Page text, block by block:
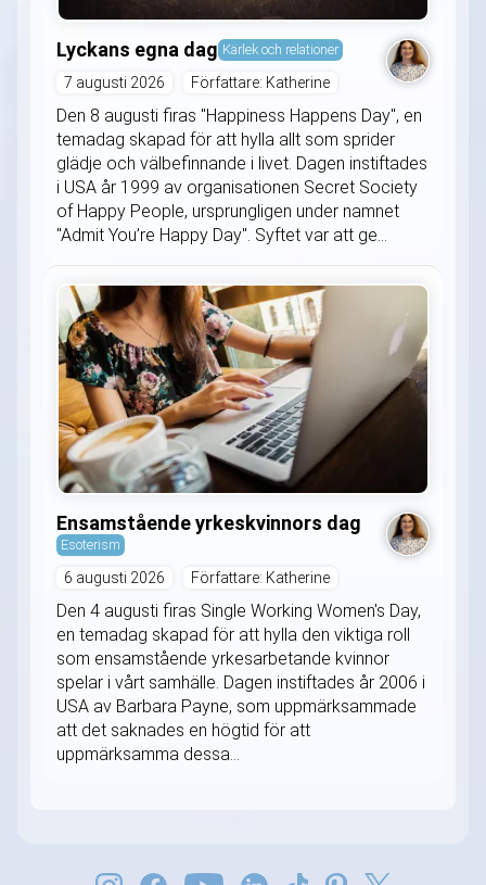
Lyckans egna dag Kärlek och relationer
7 augusti 2026 Författare: Katherine
Den 8 augusti firas "Happiness Happens Day", en
temadag skapad för att hylla allt som sprider
glädje och välbefinnande i livet. Dagen instiftades
i USA år 1999 av organisationen Secret Society
of Happy People, ursprungligen under namnet
"Admit You’re Happy Day". Syftet var att ge...
Ensamstående yrkeskvinnors dag
Esoterism
6 augusti 2026 Författare: Katherine
Den 4 augusti firas Single Working Women's Day,
en temadag skapad för att hylla den viktiga roll
som ensamstående yrkesarbetande kvinnor
spelar i vårt samhälle. Dagen instiftades år 2006 i
USA av Barbara Payne, som uppmärksammade
att det saknades en högtid för att
uppmärksamma dessa...